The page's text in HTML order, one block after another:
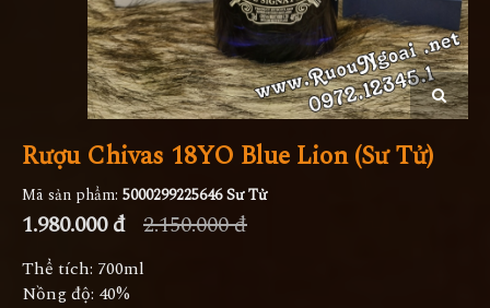
Rượu Chivas 18YO Blue Lion (Sư Tử)
Mã sản phẩm: 5000299225646 Sư Tử
1.980.000 đ 2.150.000 đ
Thể tích: 700ml
Nồng độ: 40%